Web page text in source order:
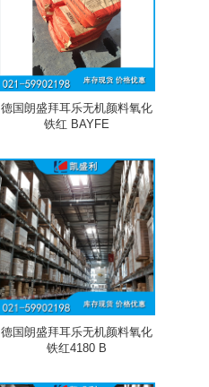
德国朗盛拜耳乐无机颜料氧化
铁红 BAYFE
德国朗盛拜耳乐无机颜料氧化
铁红4180 B